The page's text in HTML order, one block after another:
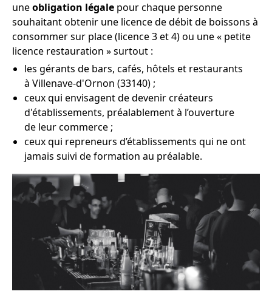
uneobligation légale pour chaque personne
souhaitant obtenir une licence de débit de boissons à
consommer sur place (licence 3 et 4) ou une « petite
licence restauration » surtout :
les gérants de bars, cafés, hôtels et restaurants
à Villenave-d'Ornon (33140) ;
ceux qui envisagent de devenir créateurs
d'établissements, préalablement à l’ouverture
de leur commerce ;
ceux qui repreneurs d’établissements qui ne ont
jamais suivi de formation au préalable.